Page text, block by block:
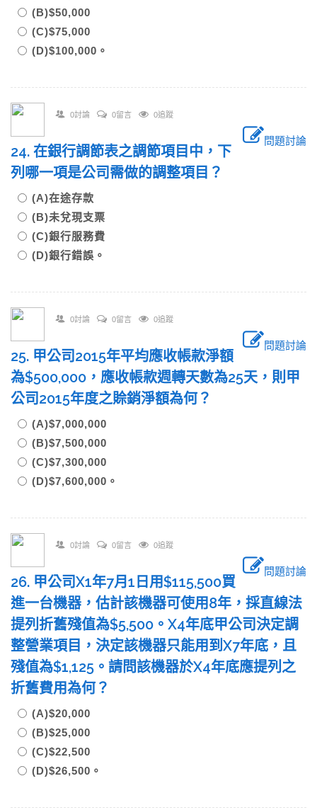
(B)$50,000
(C)$75,000
(D)$100,000。
0討論 0留言 0追蹤
問題討論
24. 在銀行調節表之調節項目中，下
列哪一項是公司需做的調整項目？
(A)在途存款
(B)未兌現支票
(C)銀行服務費
(D)銀行錯誤。
0討論 0留言 0追蹤
問題討論
25. 甲公司2015年平均應收帳款淨額
為$500,000，應收帳款週轉天數為25天，則甲
公司2015年度之賒銷淨額為何？
(A)$7,000,000
(B)$7,500,000
(C)$7,300,000
(D)$7,600,000。
0討論 0留言 0追蹤
問題討論
26. 甲公司X1年7月1日用$115,500買
進一台機器，估計該機器可使用8年，採直線法
提列折舊殘值為$5,500。X4年底甲公司決定調
整營業項目，決定該機器只能用到X7年底，且
殘值為$1,125。請問該機器於X4年底應提列之
折舊費用為何？
(A)$20,000
(B)$25,000
(C)$22,500
(D)$26,500。